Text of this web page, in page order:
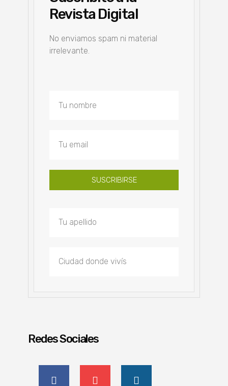
Revista Digital
No enviamos spam ni material
irrelevante.
SUSCRIBIRSE
Redes Sociales